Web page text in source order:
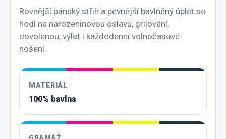
Rovnější pánský střih a pevnější bavlněný úplet se
hodí na narozeninovou oslavu, grilování,
dovolenou, výlet i každodenní volnočasové
nošení.
MATERIÁL
100% bavlna